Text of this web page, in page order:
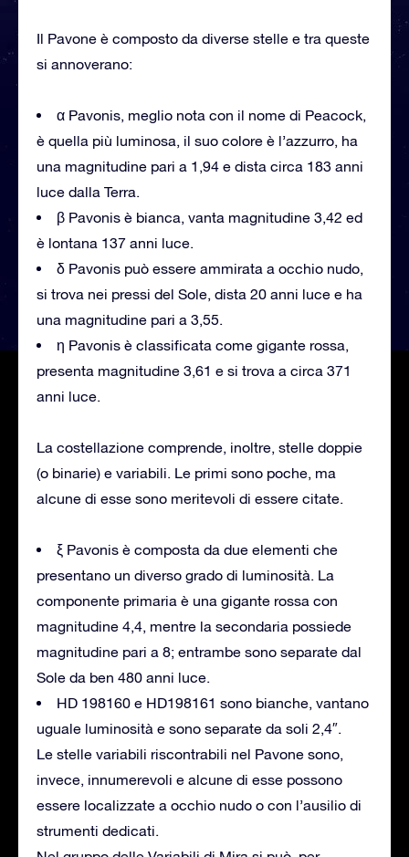
Il Pavone è composto da diverse stelle e tra queste
si annoverano:
α Pavonis, meglio nota con il nome di Peacock,
è quella più luminosa, il suo colore è l’azzurro, ha
una magnitudine pari a 1,94 e dista circa 183 anni
luce dalla Terra.
β Pavonis è bianca, vanta magnitudine 3,42 ed
è lontana 137 anni luce.
δ Pavonis può essere ammirata a occhio nudo,
si trova nei pressi del Sole, dista 20 anni luce e ha
una magnitudine pari a 3,55.
η Pavonis è classificata come gigante rossa,
presenta magnitudine 3,61 e si trova a circa 371
anni luce.
La costellazione comprende, inoltre, stelle doppie
(o binarie) e variabili. Le primi sono poche, ma
alcune di esse sono meritevoli di essere citate.
ξ Pavonis è composta da due elementi che
presentano un diverso grado di luminosità. La
componente primaria è una gigante rossa con
magnitudine 4,4, mentre la secondaria possiede
magnitudine pari a 8; entrambe sono separate dal
Sole da ben 480 anni luce.
HD 198160 e HD198161 sono bianche, vantano
uguale luminosità e sono separate da soli 2,4″.
Le stelle variabili riscontrabili nel Pavone sono,
invece, innumerevoli e alcune di esse possono
essere localizzate a occhio nudo o con l’ausilio di
strumenti dedicati.